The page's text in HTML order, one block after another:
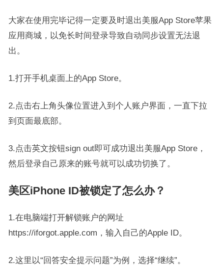
大家在使用完毕记得一定要及时退出美服App Store苹果
应用商城，以免长时间登录导致自动同步设置无法退
出。
1.打开手机桌面上的App Store。
2.点击右上角头像位置进入到个人账户界面，一直下拉
到页面最底部。
3.点击英文按钮sign out即可成功退出美服App Store，
然后登录自己原来的账号就可以成功切换了。
美区iPhone ID被锁定了怎么办？
1.在电脑端打开解锁账户的网址
https://iforgot.apple.com，输入自己的Apple ID。
2.这里以“回答安全提示问题”为例，选择“继续”。